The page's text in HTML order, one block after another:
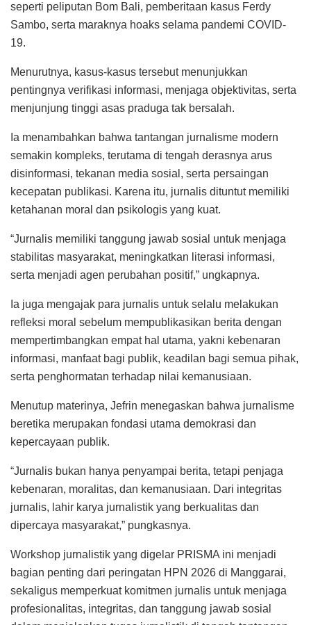
seperti peliputan Bom Bali, pemberitaan kasus Ferdy
Sambo, serta maraknya hoaks selama pandemi COVID-
19.
Menurutnya, kasus-kasus tersebut menunjukkan
pentingnya verifikasi informasi, menjaga objektivitas, serta
menjunjung tinggi asas praduga tak bersalah.
Ia menambahkan bahwa tantangan jurnalisme modern
semakin kompleks, terutama di tengah derasnya arus
disinformasi, tekanan media sosial, serta persaingan
kecepatan publikasi. Karena itu, jurnalis dituntut memiliki
ketahanan moral dan psikologis yang kuat.
“Jurnalis memiliki tanggung jawab sosial untuk menjaga
stabilitas masyarakat, meningkatkan literasi informasi,
serta menjadi agen perubahan positif,” ungkapnya.
Ia juga mengajak para jurnalis untuk selalu melakukan
refleksi moral sebelum mempublikasikan berita dengan
mempertimbangkan empat hal utama, yakni kebenaran
informasi, manfaat bagi publik, keadilan bagi semua pihak,
serta penghormatan terhadap nilai kemanusiaan.
Menutup materinya, Jefrin menegaskan bahwa jurnalisme
beretika merupakan fondasi utama demokrasi dan
kepercayaan publik.
“Jurnalis bukan hanya penyampai berita, tetapi penjaga
kebenaran, moralitas, dan kemanusiaan. Dari integritas
jurnalis, lahir karya jurnalistik yang berkualitas dan
dipercaya masyarakat,” pungkasnya.
Workshop jurnalistik yang digelar PRISMA ini menjadi
bagian penting dari peringatan HPN 2026 di Manggarai,
sekaligus memperkuat komitmen jurnalis untuk menjaga
profesionalitas, integritas, dan tanggung jawab sosial